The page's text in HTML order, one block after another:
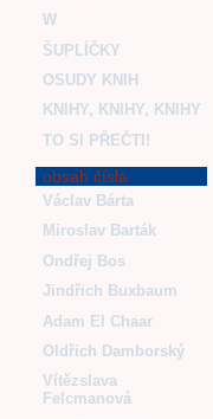
W
ŠUPLÍČKY
OSUDY KNIH
KNIHY, KNIHY, KNIHY
TO SI PŘEČTI!
obsah čísla
Václav Bárta
Miroslav Barták
Ondřej Bos
Jindřich Buxbaum
Adam El Chaar
Oldřich Damborský
Vítězslava
Felcmanová